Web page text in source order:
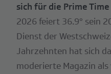
sich für die Prime
2026 feiert 36.9° sein
Dienst der
Jahrzehnten hat sich
moderierte Magazin